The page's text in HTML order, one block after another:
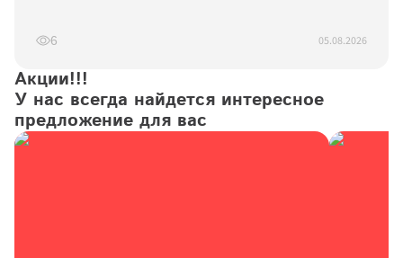
6 05.08.2026
Акции!!!
У нас всегда найдется интересное
предложение для вас